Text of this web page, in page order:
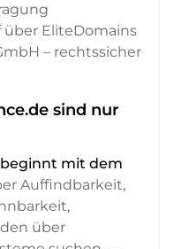
über EliteDomains
– rechtssicher
sind nur
mit dem
Auffindbarkeit,
über